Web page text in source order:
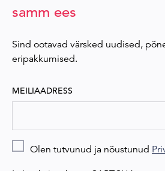
samm ees
Sind ootavad värsked uudised,
eripakkumised.
MEILIAADRESS
Olen tutvunud ja nõustunud